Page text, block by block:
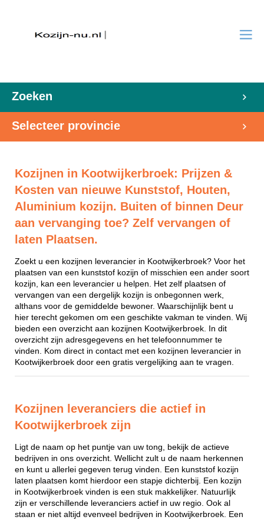
Zoeken
Selecteer provincie
Kozijnen in Kootwijkerbroek: Prijzen &
Kosten van nieuwe Kunststof, Houten,
Aluminium kozijn. Buiten of binnen Deur
aan vervanging toe? Zelf vervangen of
laten Plaatsen.
Zoekt u een kozijnen leverancier in Kootwijkerbroek? Voor het
plaatsen van een kunststof kozijn of misschien een ander soort
kozijn, kan een leverancier u helpen. Het zelf plaatsen of
vervangen van een dergelijk kozijn is onbegonnen werk,
althans voor de gemiddelde bewoner. Waarschijnlijk bent u
hier terecht gekomen om een geschikte vakman te vinden. Wij
bieden een overzicht aan kozijnen Kootwijkerbroek. In dit
overzicht zijn adresgegevens en het telefoonnummer te
vinden. Kom direct in contact met een kozijnen leverancier in
Kootwijkerbroek door een gratis vergelijking aan te vragen.
Kozijnen leveranciers die actief in
Kootwijkerbroek zijn
Ligt de naam op het puntje van uw tong, bekijk de actieve
bedrijven in ons overzicht. Wellicht zult u de naam herkennen
en kunt u allerlei gegeven terug vinden. Een kunststof kozijn
laten plaatsen komt hierdoor een stapje dichterbij. Een kozijn
in Kootwijkerbroek vinden is een stuk makkelijker. Natuurlijk
zijn er verschillende leveranciers actief in uw regio. Ook al
staan er niet altijd evenveel bedrijven in Kootwijkerbroek. Een